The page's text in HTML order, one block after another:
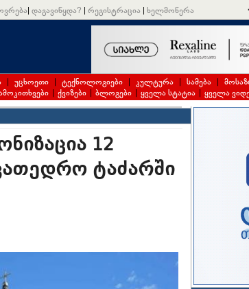
| დაგავიწყდა? | რეგისტრაცია | ხელმოწერა
| უცხოეთი | ტექნოლოგიები | კულტურა | სამება |
| ქვიზები | ბლოგები | ყველა სტატია | ყველა
12
ტაძარში